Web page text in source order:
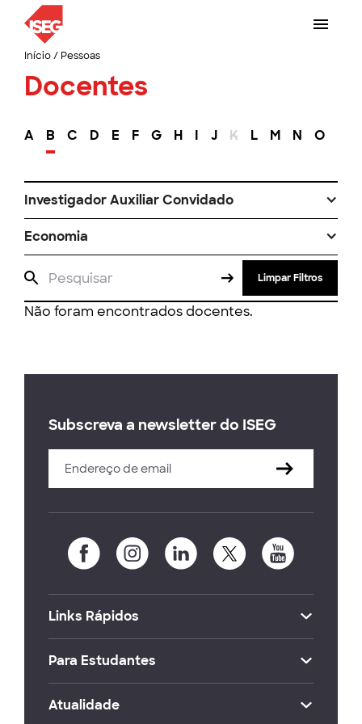
Início/ Pessoas
Docentes
A B C D E F G H I J K L M N O
Investigador Auxiliar Convidado
Economia
Limpar Filtros
Não foram encontrados docentes.
Subscreva a newsletter do ISEG
Links Rápidos
Para Estudantes
Atualidade